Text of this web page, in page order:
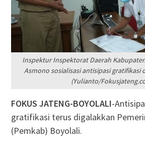
Inspektur Inspektorat Daerah
Asmono sosialisasi antisipasi gratifikasi
(Yulianto/
FOKUS JATENG-BOYOLALI-
gratifikasi terus digalakkan
(Pemkab) Boyolali.